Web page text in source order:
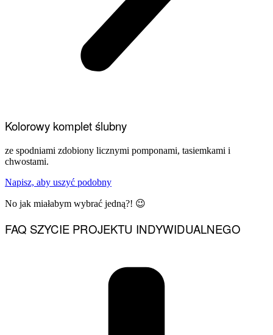
Kolorowy komplet ślubny
ze spodniami zdobiony licznymi pomponami, tasiemkami i
chwostami.
Napisz, aby uszyć podobny
No jak miałabym wybrać jedną?! 😉
FAQ SZYCIE PROJEKTU INDYWIDUALNEGO